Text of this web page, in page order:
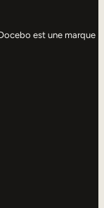
est une marque